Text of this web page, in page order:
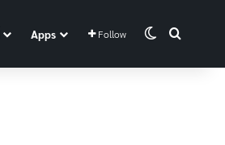
Apps Follow Switch skin